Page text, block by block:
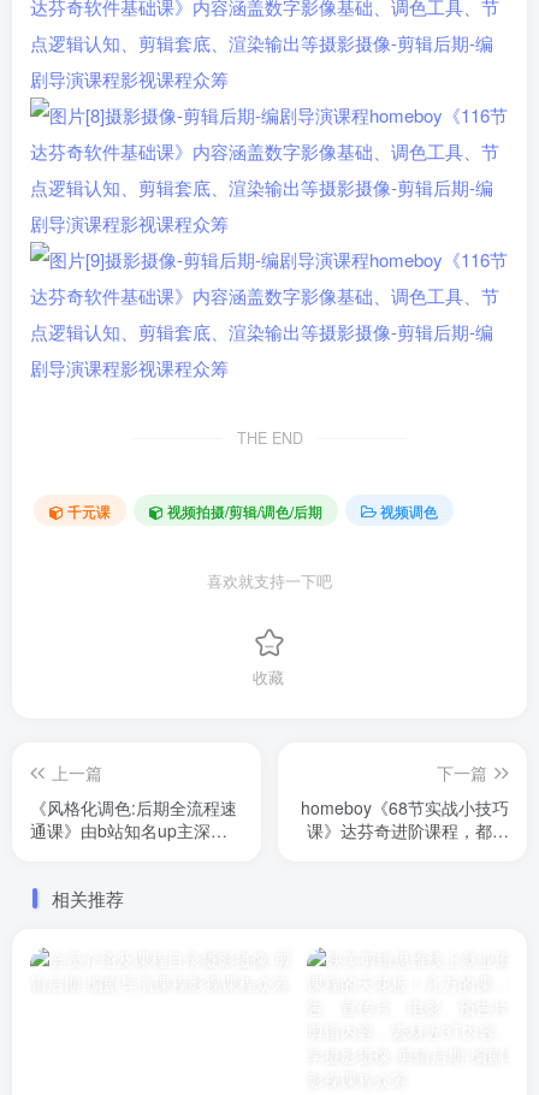
THE END
千元课 视频拍摄/剪辑/调色/后期 视频调色
喜欢就支持一下吧
收藏
上一篇
《风格化调色:后期全流程速
通课》由b站知名up主深川
素材
下一篇
homeboy《68节实战小技巧
课》达芬奇进阶课程，都是
相关推荐